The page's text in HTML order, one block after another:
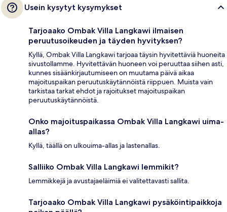
Usein kysytyt kysymykset
Tarjoaako Ombak Villa Langkawi ilmaisen
peruutusoikeuden ja täyden hyvityksen?
Kyllä, Ombak Villa Langkawi tarjoaa täysin hyvitettäviä huoneita
sivustollamme. Hyvitettävän huoneen voi peruuttaa siihen asti,
kunnes sisäänkirjautumiseen on muutama päivä aikaa
majoituspaikan peruutuskäytännöistä riippuen. Muista vain
tarkistaa tarkat ehdot ja rajoitukset majoituspaikan
peruutuskäytännöistä.
Onko majoituspaikassa Ombak Villa Langkawi uima-
allas?
Kyllä, täällä on ulkouima-allas ja lastenallas.
Salliiko Ombak Villa Langkawi lemmikit?
Lemmikkejä ja avustajaeläimiä ei valitettavasti sallita.
Tarjoaako Ombak Villa Langkawi pysäköintipaikkoja